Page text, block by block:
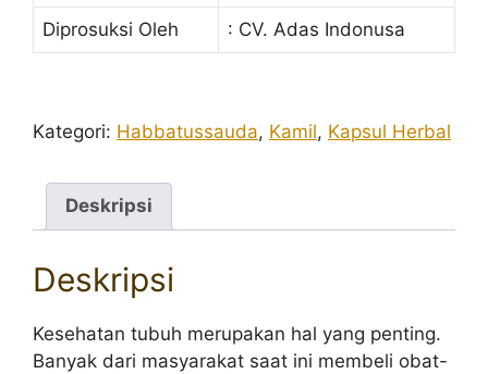
Diprosuksi Oleh : CV. Adas Indonusa
Kategori: Habbatussauda, Kamil, Kapsul Herbal
Deskripsi
Deskripsi
Kesehatan tubuh merupakan hal yang penting.
Banyak dari masyarakat saat ini membeli obat-